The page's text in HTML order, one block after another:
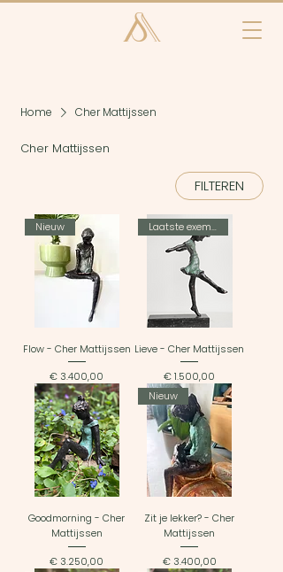
Home Cher Mattijssen
Cher Mattijssen
FILTEREN
Nieuw
Flow - Cher Mattijssen
Prijs
€ 3.400,00
Laatste exemplaar
Lieve - Cher Mattijssen
Prijs
€ 1.500,00
Goodmorning - Cher
Mattijssen
Prijs
€ 3.250,00
Nieuw
Zit je lekker? - Cher
Mattijssen
Prijs
€ 3.400,00